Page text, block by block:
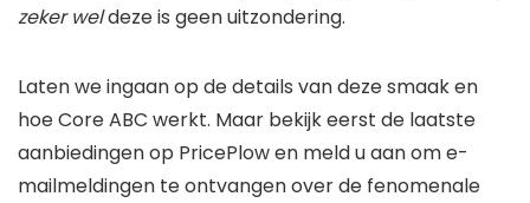
zeker weldeze is geen uitzondering.
Laten we ingaan op de details van deze smaak en
hoe Core ABC werkt. Maar bekijk eerst de laatste
aanbiedingen op PricePlow en meld u aan om e-
mailmeldingen te ontvangen over de fenomenale